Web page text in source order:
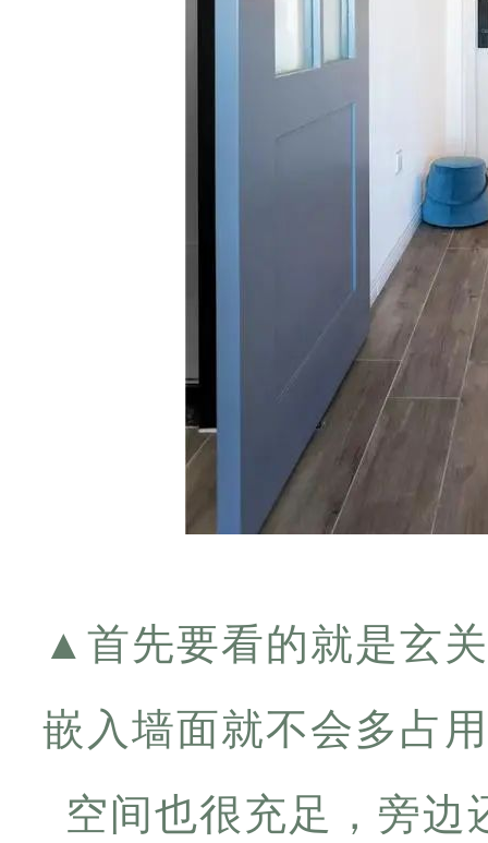
▲ 首先要看的就是玄
嵌入墙面就不会多占
空间也很充足，旁边